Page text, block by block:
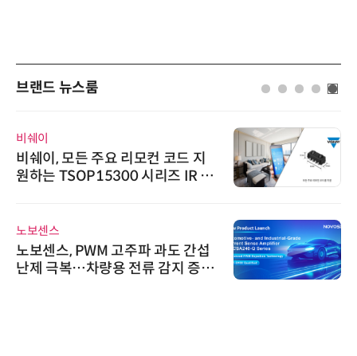
브랜드 뉴스룸
비쉐이
비쉐이, 모든 주요 리모컨 코드 지
원하는 TSOP15300 시리즈 IR 수
노보센스
노보센스, PWM 고주파 과도 간섭
난제 극복…차량용 전류 감지 증폭